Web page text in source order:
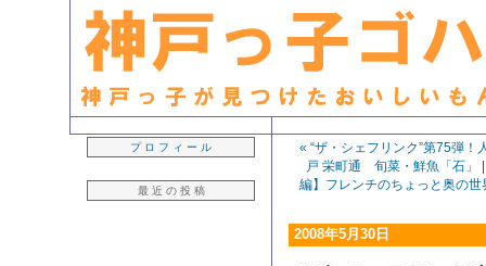
プ ロ フ ィ ー ル
最 近 の 投 稿
« “ザ・シェフリンク”第75弾
戸 栄町通 旬菜・鮮魚「石」
編】フレンチのちょっと奥の
2008年5月30日